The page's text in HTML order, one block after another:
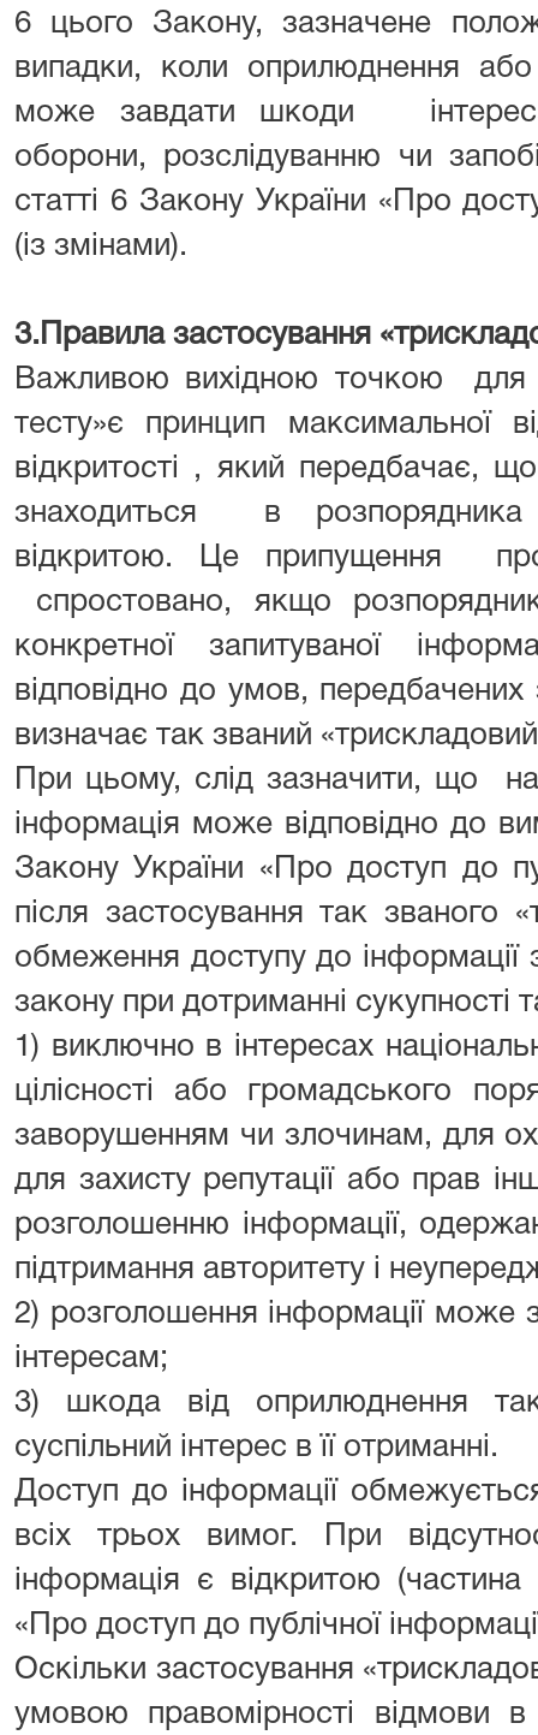
6 цього Закону, зазначене
випадки, коли оприлюднення або
може завдати шкоди
оборони, розслідуванню чи
статті 6 Закону України «Про
(із змінами).
3.Правила застосування
Важливою вихідною точкою для
тесту»є принцип максимальної
відкритості , який передбачає,
знаходиться в розпорядника
відкритою. Це припущення
спростовано, якщо
конкретної запитуваної
відповідно до умов,
визначає так званий
При цьому, слід зазначити, що
інформація може відповідно до
Закону України «Про доступ до
після застосування так званого
обмеження доступу до інформації
закону при дотриманні сукупності
1) виключно в інтересах
цілісності або громадського
заворушенням чи злочинам, для
для захисту репутації або прав
розголошенню інформації,
підтримання авторитету і
2) розголошення інформації може
інтересам;
3) шкода від оприлюднення
суспільний інтерес в її отриманні.
Доступ до інформації
всіх трьох вимог. При
інформація є відкритою
«Про доступ до публічної
Оскільки застосування
умовою правомірності відмови